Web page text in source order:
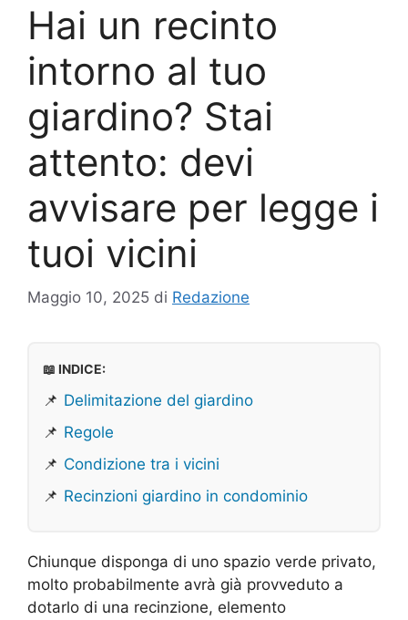
Hai un recinto
intorno al tuo
giardino? Stai
attento: devi
avvisare per legge i
tuoi vicini
Maggio 10, 2025 di Redazione
📖 INDICE:
📌 Delimitazione del giardino
📌 Regole
📌 Condizione tra i vicini
📌 Recinzioni giardino in condominio
Chiunque disponga di uno spazio verde privato,
molto probabilmente avrà già provveduto a
dotarlo di una recinzione, elemento